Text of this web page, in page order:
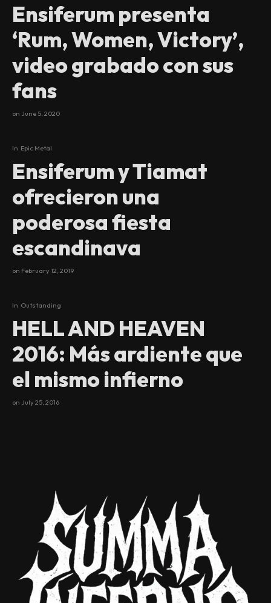
Ensiferum presenta
‘Rum, Women, Victory’,
video grabado con sus
fans
on June 5, 2020
In Epic Metal
Ensiferum y Tiamat
ofrecieron una
poderosa fiesta
escandinava
on February 12, 2019
In Outstanding
HELL AND HEAVEN
2016: Más ardiente que
el mismo infierno
on July 25, 2016